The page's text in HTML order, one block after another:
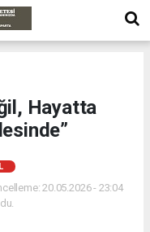
Hayatta
20.05.2026 - 23:04